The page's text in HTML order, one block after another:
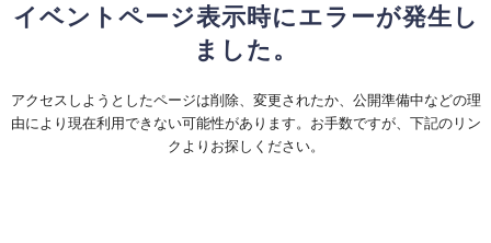
イベントページ表示時にエラーが発生し
ました。
アクセスしようとしたページは削除、変更されたか、公開準備中などの理
由により現在利用できない可能性があります。お手数ですが、下記のリン
クよりお探しください。